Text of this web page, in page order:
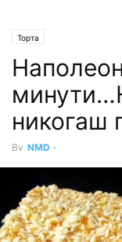
Торта
никогаш
By NMD -